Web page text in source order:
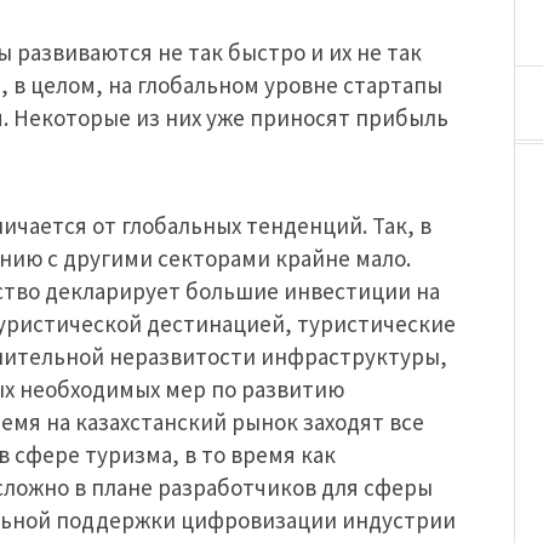
развиваются не так быстро и их не так
целом, на глобальном уровне стартапы
Некоторые из них уже приносят прибыль
от глобальных тенденций. Так, в
с другими секторами крайне мало.
декларирует большие инвестиции на
дестинацией, туристические
неразвитости инфраструктуры,
необходимых мер по развитию
на казахстанский рынок заходят все
туризма, в то время как
в плане разработчиков для сферы
поддержки цифровизации индустрии